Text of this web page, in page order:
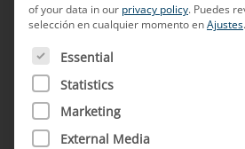
navegando por las
tendencias y
movilidad eléctrica
of your data in our privacy policy. Puedes
selección en cualquier momento enAjustes.
A CONTINUACIÓN FIGURA UNA
Essential
Statistics
Marketing
External Media